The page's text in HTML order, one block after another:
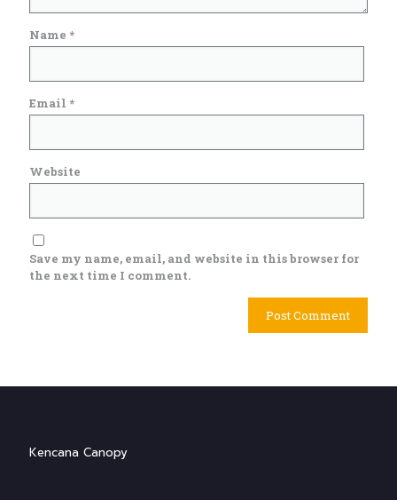
Name *
Email *
Website
Save my name, email, and website in this browser for
the next time I comment.
Kencana Canopy